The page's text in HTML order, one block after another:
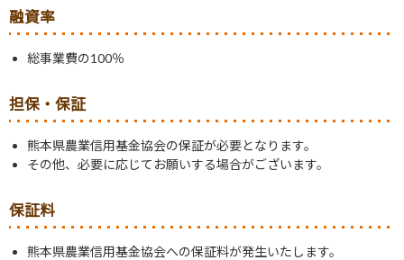
融資率
総事業費の100％
担保・保証
熊本県農業信用基金協会の保証が必要となります。
その他、必要に応じてお願いする場合がございます。
保証料
熊本県農業信用基金協会への保証料が発生いたします。